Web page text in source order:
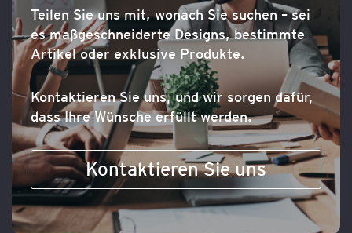
Teilen Sie uns mit, wonach Sie suchen – sei
es maßgeschneiderte Designs, bestimmte
Artikel oder exklusive Produkte.
Kontaktieren Sie uns, und wir sorgen dafür,
dass Ihre Wünsche erfüllt werden.
Kontaktieren Sie uns